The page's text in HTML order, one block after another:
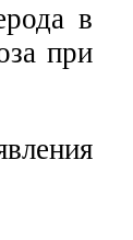
в
при